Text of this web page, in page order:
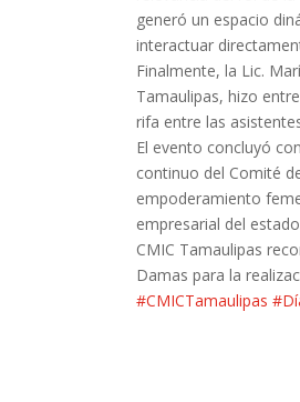
generó un espacio
interactuar
Finalmente, la Lic.
Tamaulipas, hizo
rifa entre las
El evento concluyó
continuo del Comité
empoderamiento
empresarial del
CMIC Tamaulipas
Damas para la
#CMICTamaulipas